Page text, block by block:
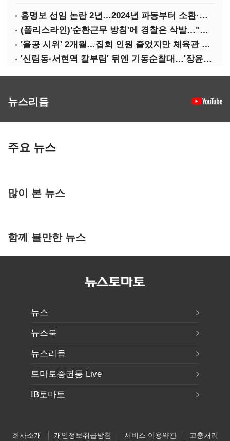
홍명보 선임 논란 2년…2024년 파동부터 소환·압색까지
(폴리스라인)'순환근무 방침'에 경찰은 삭발…"베테랑·수사력 보강 먼저"
'올공 시위' 2개월…집회 인원 줄었지만 체육관 봉쇄 계속
'신림동·서현역 칼부림' 뒤엔 기동순찰대…'장윤기 은폐·조작' 후엔 내부비리수사대
뉴스리듬
주요 뉴스
많이 본 뉴스
함께 볼만한 뉴스
뉴스
뉴스북
뉴스리듬
토마토증권통 Live
IB토마토
회사소개 개인정보취급방침 서비스 이용약관 고충처리